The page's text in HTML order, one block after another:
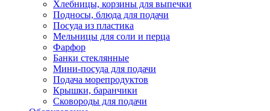
Хлебницы, корзины для выпечки
Подносы, блюда для подачи
Посуда из пластика
Мельницы для соли и перца
Фарфор
Банки стеклянные
Мини-посуда для подачи
Подача морепродуктов
Крышки, баранчики
Сковороды для подачи